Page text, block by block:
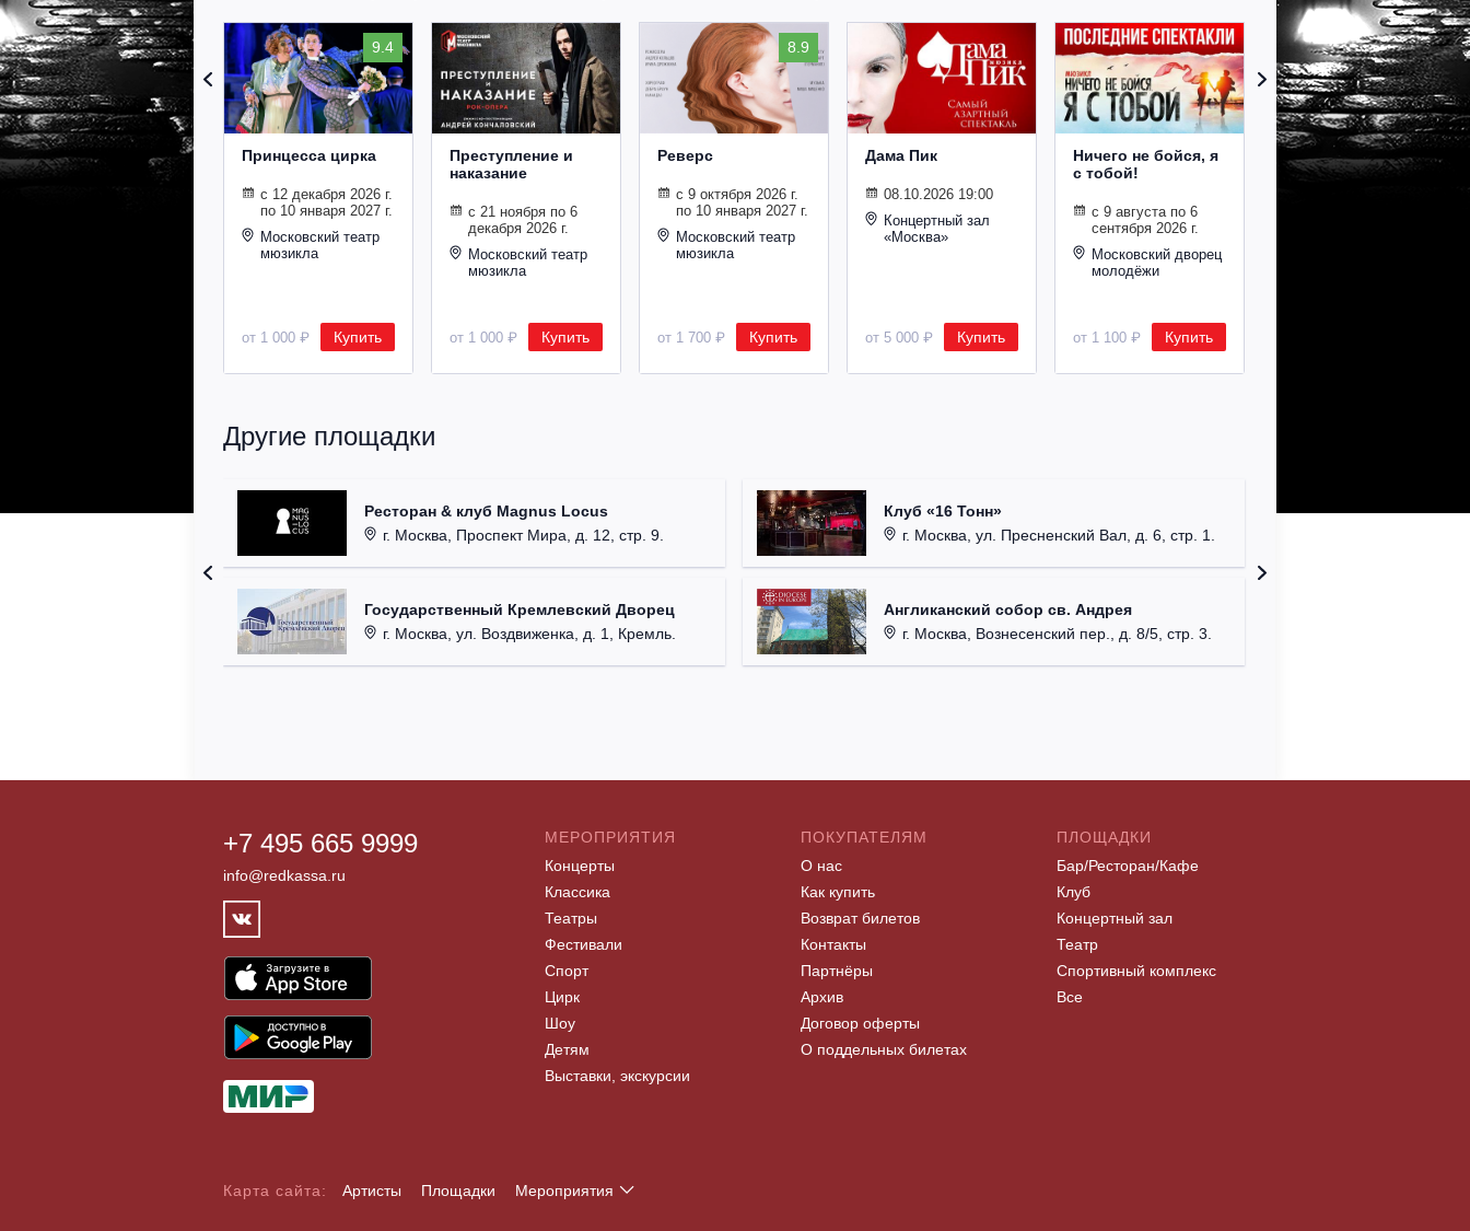
9.4
Принцесса цирка
с 12 декабря 2026 г.
по 10 января 2027 г.
Московский театр
мюзикла
от 1 000 ₽ Купить
Преступление и
наказание
с 21 ноября по 6
декабря 2026 г.
Московский театр
мюзикла
от 1 000 ₽ Купить
8.9
Реверс
с 9 октября 2026 г.
по 10 января 2027 г.
Московский театр
мюзикла
от 1 700 ₽ Купить
Дама Пик
08.10.2026 19:00
Концертный зал
«Москва»
от 5 000 ₽ Купить
Ничего не бойся, я
с тобой!
с 9 августа по 6
сентября 2026 г.
Московский дворец
молодёжи
от 1 100 ₽ Купить
Экскурсия за
кулисы мюзикла
Другие площадки
Ресторан & клуб Magnus Locus
г. Москва, Проспект Мира, д. 12, стр. 9.
Государственный Кремлевский Дворец
г. Москва, ул. Воздвиженка, д. 1, Кремль.
Клуб «16 Тонн»
г. Москва, ул. Пресненский Вал, д. 6, стр. 1.
Англиканский собор св. Андрея
г. Москва, Вознесенский пер., д. 8/5, стр. 3.
+7 495 665 9999
info@redkassa.ru
МЕРОПРИЯТИЯ
Концерты
Классика
Театры
Фестивали
Спорт
Цирк
Шоу
Детям
Выставки, экскурсии
ПОКУПАТЕЛЯМ
О нас
Как купить
Возврат билетов
Контакты
Партнёры
Архив
Договор оферты
О поддельных билетах
ПЛОЩАДКИ
Бар/Ресторан/Кафе
Клуб
Концертный зал
Театр
Спортивный комплекс
Все
Карта сайта: Артисты Площадки
Мероприятия